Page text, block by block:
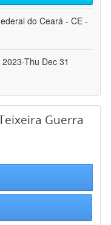
do Ceará - CE -
Thu Dec 31
Guerra